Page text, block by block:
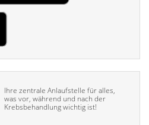
Ihre zentrale Anlaufstelle für alles,
was vor, während und nach der
Krebsbehandlung wichtig ist!